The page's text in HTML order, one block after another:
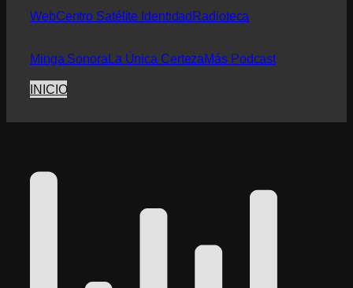
WebCentro Satélite IdentidadRadioteca
Minga Sonora La Única CertezaMás Podcast
INICIO